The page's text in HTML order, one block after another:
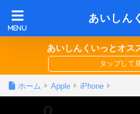
あいしん
あいしんくいっとオス
ホーム Apple iPhone